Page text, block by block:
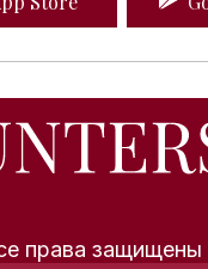
права защищены